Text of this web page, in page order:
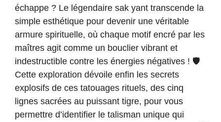
échappe ? Le légendaire sak yant transcende la
simple esthétique pour devenir une véritable
armure spirituelle, où chaque motif encré par les
maîtres agit comme un bouclier vibrant et
indestructible contre les énergies négatives ! 🛡️
Cette exploration dévoile enfin les secrets
explosifs de ces tatouages rituels, des cinq
lignes sacrées au puissant tigre, pour vous
permettre d’identifier le talisman unique qui